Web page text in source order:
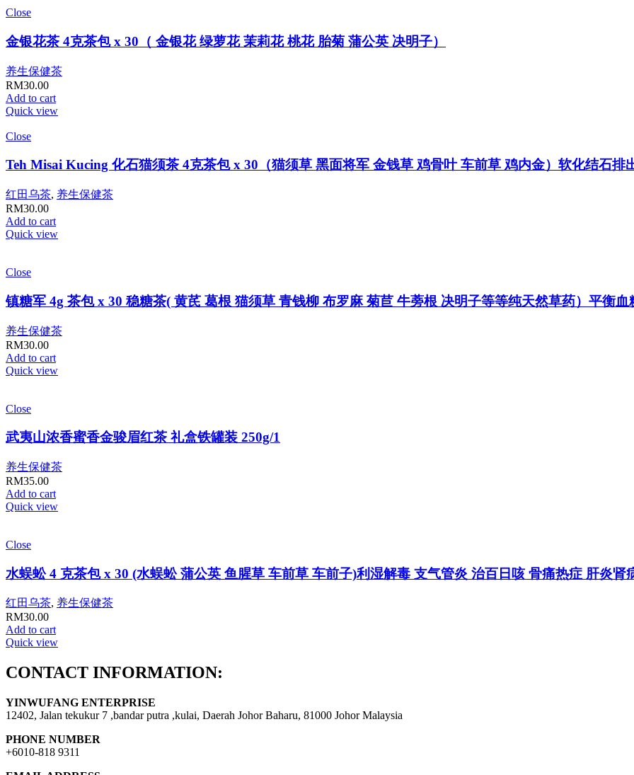
Close
金银花茶 4克茶包 x 30（ 金银花 绿萝花 茉莉花 桃花 胎菊 蒲公英 决明子）
养生保健茶
RM30.00
Add to cart
Quick view
Close
Teh Misai Kucing 化石猫须茶 4克茶包 x 30（猫须草 黑面将军 金钱草 鸡骨叶 车前草 鸡内金）软化结石排
红田乌茶, 养生保健茶
RM30.00
Add to cart
Quick view
Close
镇糖军 4g 茶包 x 30 稳糖茶( 黄芪 葛根 猫须草 青钱柳 布罗麻 菊苣 牛蒡根 决明子等等纯天然草药）平衡
养生保健茶
RM30.00
Add to cart
Quick view
Close
武夷山浓香蜜香金骏眉红茶 礼盒铁罐装 250g/1
养生保健茶
RM35.00
Add to cart
Quick view
Close
水蜈蚣 4 克茶包 x 30 (水蜈蚣 蒲公英 鱼腥草 车前草 车前子)利湿解毒 支气管炎 治百日咳 骨痛热症 肝炎
红田乌茶, 养生保健茶
RM30.00
Add to cart
Quick view
CONTACT INFORMATION:
YINWUFANG ENTERPRISE
12402, Jalan tekukur 7 ,bandar putra ,kulai, Daerah Johor Baharu, 81000 Johor Malaysia
PHONE NUMBER
+6010-818 9311